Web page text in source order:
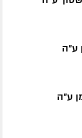
ע״ה
ע״ה